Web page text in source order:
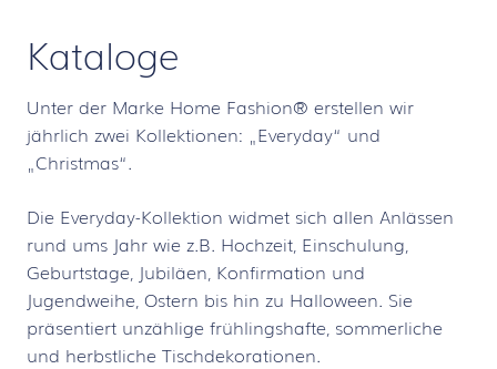
Kataloge
Unter der Marke Home Fashion® erstellen wir
jährlich zwei Kollektionen: „Everyday“ und
„Christmas“.
Die Everyday-Kollektion widmet sich allen Anlässen
rund ums Jahr wie z.B. Hochzeit, Einschulung,
Geburtstage, Jubiläen, Konfirmation und
Jugendweihe, Ostern bis hin zu Halloween. Sie
präsentiert unzählige frühlingshafte, sommerliche
und herbstliche Tischdekorationen.